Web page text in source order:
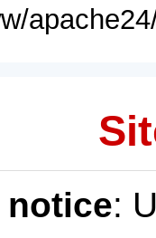
notice: